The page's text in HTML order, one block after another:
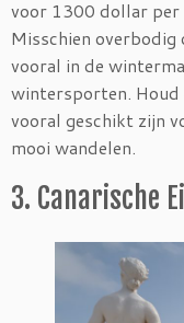
voor 1300 dollar per
Misschien overbodig
vooral in de
wintersporten. Houd
vooral geschikt zijn
mooi wandelen.
3. Canarische